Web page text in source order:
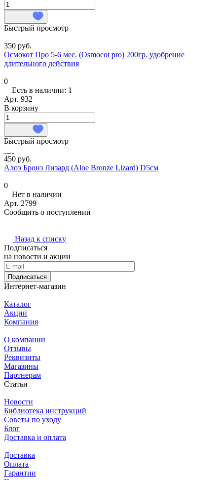
Быстрый просмотр
350 руб.
Осмокот Про 5-6 мес. (Osmocot pro) 200гр. удобрение
длительного действия
0
Есть в наличии: 1
Арт. 932
В корзину
Быстрый просмотр
450 руб.
Алоэ Бронз Лизард (Aloe Bronze Lizard) D5см
0
Нет в наличии
Арт. 2799
Сообщить о поступлении
Назад к списку
Подписаться
на новости и акции
Подписаться
Интернет-магазин
Каталог
Акции
Компания
О компании
Отзывы
Реквизиты
Магазины
Партнерам
Статьи
Новости
Библиотека инструкций
Советы по уходу
Блог
Доставка и оплата
Доставка
Оплата
Гарантии